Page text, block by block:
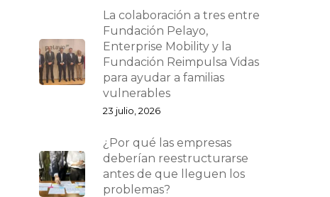
La colaboración a tres entre
Fundación Pelayo,
Enterprise Mobility y la
Fundación Reimpulsa Vidas
para ayudar a familias
vulnerables
23 julio, 2026
¿Por qué las empresas
deberían reestructurarse
antes de que lleguen los
problemas?